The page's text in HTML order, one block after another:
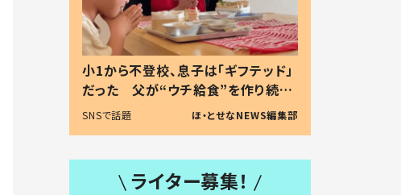
小1から不登校、息子は「ギフテッド」
だった 父が“ウチ給食”を作り続け
る理由とは #令和の親 #令和の子
SNSで話題 ほ・とせなNEWS編集部
ライター募集！